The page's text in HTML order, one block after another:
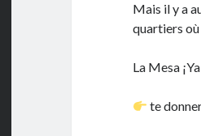
Mais il y a
quartiers où
La Mesa
te